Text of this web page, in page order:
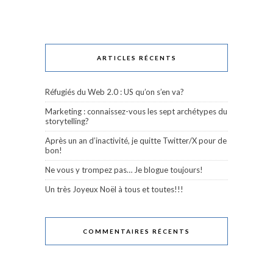
ARTICLES RÉCENTS
Réfugiés du Web 2.0 : US qu’on s’en va?
Marketing : connaissez-vous les sept archétypes du
storytelling?
Après un an d’inactivité, je quitte Twitter/X pour de
bon!
Ne vous y trompez pas… Je blogue toujours!
Un très Joyeux Noël à tous et toutes!!!
COMMENTAIRES RÉCENTS